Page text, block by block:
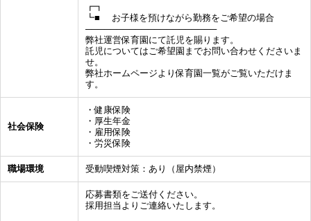
┏┓
┗■ お子様を預けながら勤務をご希望の場合
─────────────────────
弊社運営保育園にて託児を賜ります。
託児についてはご希望園までお問い合わせくださいま
せ。
弊社ホームページより保育園一覧がご覧いただけま
す。
社会保険
・健康保険
・厚生年金
・雇用保険
・労災保険
職場環境 受動喫煙対策：あり（屋内禁煙）
応募書類をご送付ください。
採用担当よりご連絡いたします。